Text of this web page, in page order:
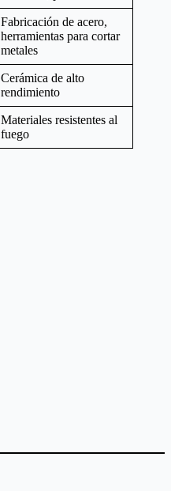
Fabricación de acero,
herramientas para cortar
metales
Cerámica de alto
rendimiento
Materiales resistentes al
fuego